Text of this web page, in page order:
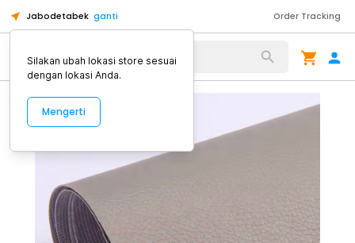
Jabodetabek ganti Order Tracking
Alat Kopi
Silakan ubah lokasi store sesuai
dengan lokasi Anda.
Mengerti